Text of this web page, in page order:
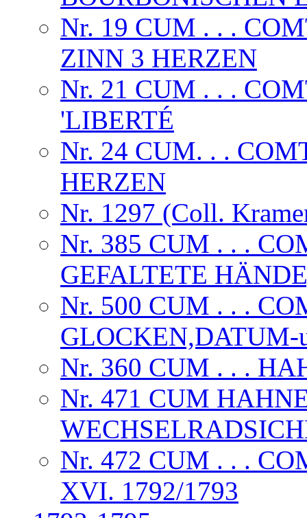
Nr. 19 CUM . . .
ZINN 3 HERZEN
Nr. 21 CUM . . .
'LIBERTÉ
Nr. 24 CUM. . .
HERZEN
Nr. 1297 (Coll.
Nr. 385 CUM . . .
GEFALTETE
Nr. 500 CUM . . .
GLOCKEN,DATUM-
Nr. 360 CUM . . .
Nr. 471 CUM
Nr. 472 CUM . . .
XVI. 1792/1793